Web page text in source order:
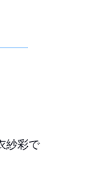
紗彩で